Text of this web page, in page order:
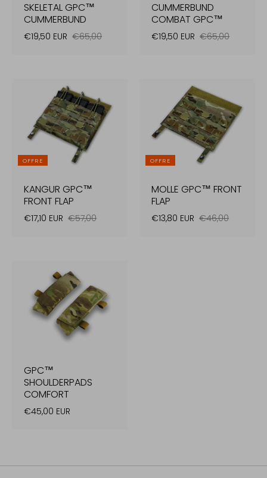
SKELETAL GPC™
CUMMERBUND
€19,50 EUR €65,00
CUMMERBUND
COMBAT GPC™
€19,50 EUR €65,00
OFFRE
KANGUR GPC™
FRONT FLAP
€17,10 EUR €57,00
OFFRE
MOLLE GPC™ FRONT
FLAP
€13,80 EUR €46,00
GPC™
SHOULDERPADS
COMFORT
€45,00 EUR